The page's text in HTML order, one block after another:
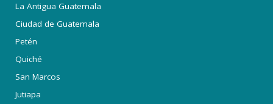
La Antigua Guatemala
Ciudad de Guatemala
Petén
Quiché
San Marcos
Jutiapa